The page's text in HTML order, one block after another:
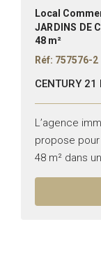
Local
JARDINS DE
48 m²
Réf: 757576-2
CENTURY
L’agence
propose
48 m² dans
Carthage.